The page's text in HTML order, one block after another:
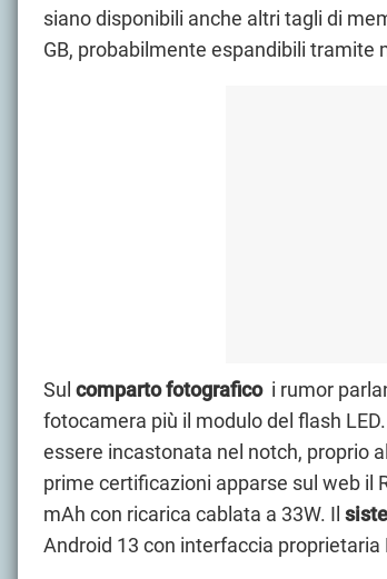
siano disponibili anche altri tagli di
GB, probabilmente espandibili tramite
Sul comparto fotograficoi rumor
fotocamera più il modulo del flash
essere incastonata nel notch, proprio
prime certificazioni apparse sul web il
mAh con ricarica cablata a 33W. Il
Android 13 con interfaccia proprietaria